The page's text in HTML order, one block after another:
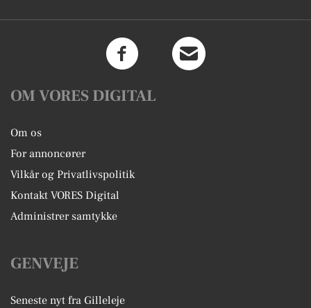
OM VORES DIGITAL
Om os
For annoncører
Vilkår og Privatlivspolitik
Kontakt VORES Digital
Administrer samtykke
GENVEJE
Seneste nyt fra Gilleleje